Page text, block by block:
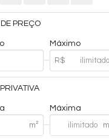
PREÇO
Máximo
Máxima